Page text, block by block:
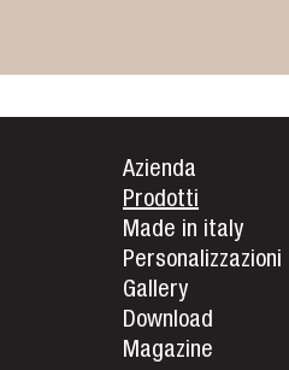
Azienda
Prodotti
Made in italy
Personalizzazioni
Gallery
Download
Magazine